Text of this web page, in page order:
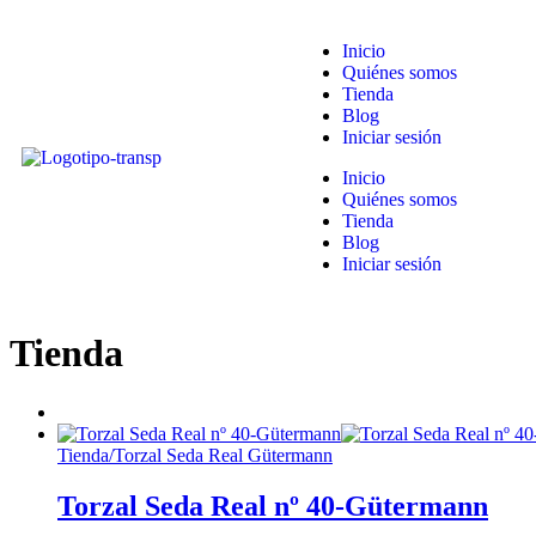
Inicio
Quiénes somos
Tienda
Blog
Iniciar sesión
Inicio
Quiénes somos
Tienda
Blog
Iniciar sesión
Tienda
Tienda/Torzal Seda Real Gütermann
Torzal Seda Real nº 40-Gütermann